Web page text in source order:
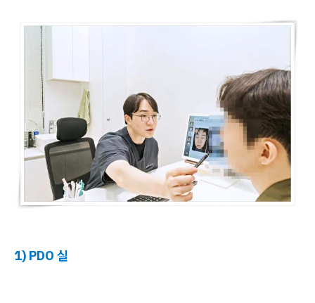
1) PDO 실